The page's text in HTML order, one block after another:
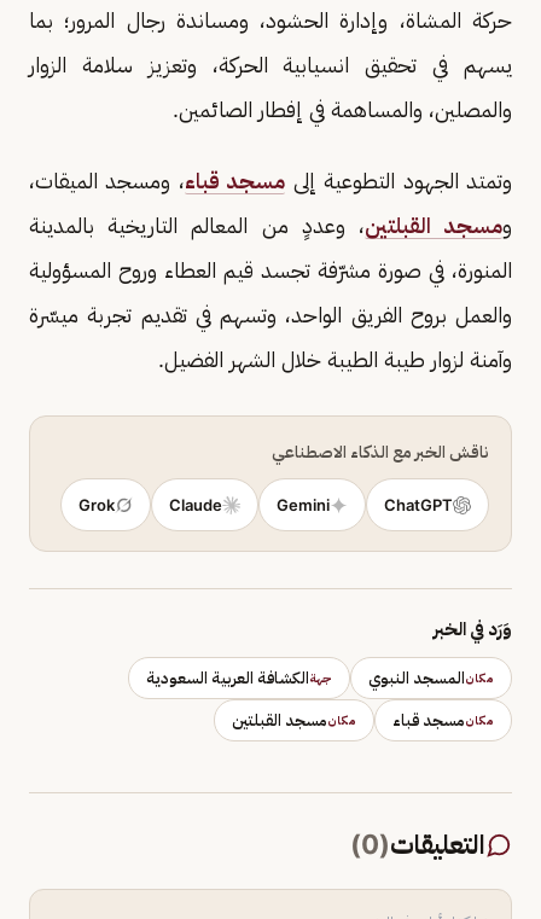
حركة المشاة، وإدارة الحشود، ومساندة رجال المرور؛ بما
يسهم في تحقيق انسيابية الحركة، وتعزيز سلامة الزوار
والمصلين، والمساهمة في إفطار الصائمين.
وتمتد الجهود التطوعية إلى مسجد قباء، ومسجد الميقات،
ومسجد القبلتين، وعددٍ من المعالم التاريخية بالمدينة
المنورة، في صورة مشرّفة تجسد قيم العطاء وروح المسؤولية
والعمل بروح الفريق الواحد، وتسهم في تقديم تجربة ميسّرة
وآمنة لزوار طيبة الطيبة خلال الشهر الفضيل.
ناقش الخبر مع الذكاء الاصطناعي
ChatGPT
Gemini
Claude
Grok
وَرَد في الخبر
مكانالمسجد النبوي جهةالكشافة العربية السعودية
مكانمسجد قباء مكانمسجد القبلتين
التعليقات(
0
)